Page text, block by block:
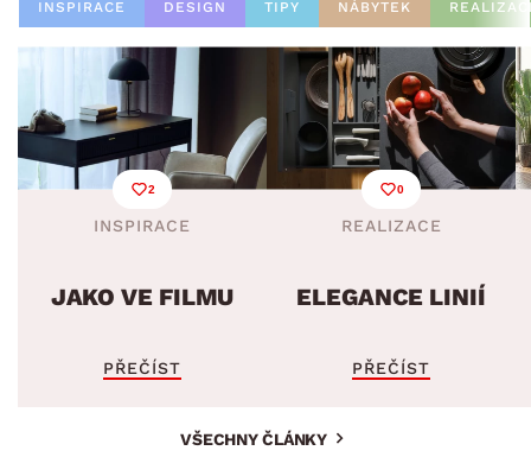
INSPIRACE DESIGN TIPY NÁBYTEK
2
INSPIRACE
JAKO VE FILMU
PŘEČÍST
0
REALIZACE
ELEGANCE LINIÍ
PŘEČÍST
VŠECHNY ČLÁNKY